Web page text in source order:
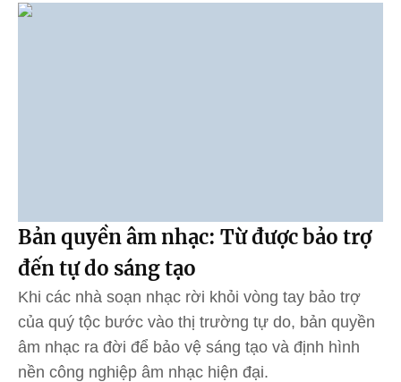
Bản quyền âm nhạc: Từ được bảo trợ
đến tự do sáng tạo
Khi các nhà soạn nhạc rời khỏi vòng tay bảo trợ
của quý tộc bước vào thị trường tự do, bản quyền
âm nhạc ra đời để bảo vệ sáng tạo và định hình
nền công nghiệp âm nhạc hiện đại.